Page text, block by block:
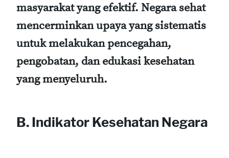
masyarakat yang efektif. Negara sehat
mencerminkan upaya yang sistematis
untuk melakukan pencegahan,
pengobatan, dan edukasi kesehatan
yang menyeluruh.
B. Indikator Kesehatan Negara